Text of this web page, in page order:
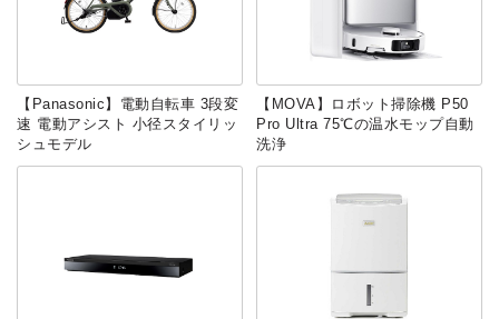
【Panasonic】電動自転車 3段変
速 電動アシスト 小径スタイリッ
シュモデル
【MOVA】ロボット掃除機 P50
Pro Ultra 75℃の温水モップ自動
洗浄